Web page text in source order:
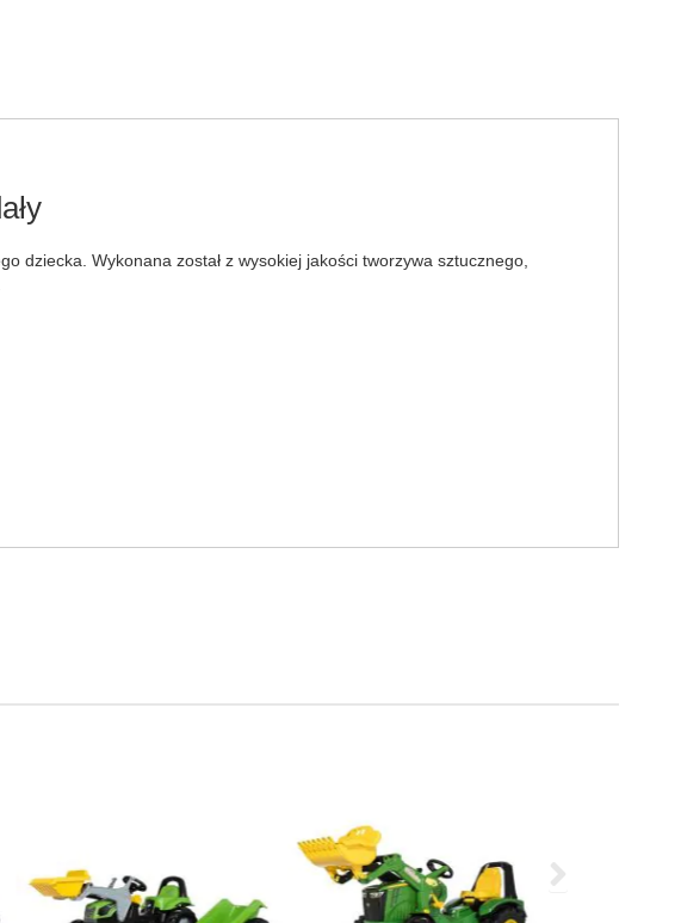
dziecka. Wykonana został z wysokiej jakości tworzywa sztucznego,